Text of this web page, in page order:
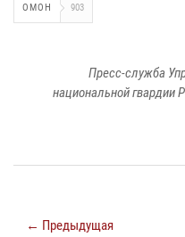
ОМОН 903
Пресс-служба
национальной гвардии
← Предыдущая